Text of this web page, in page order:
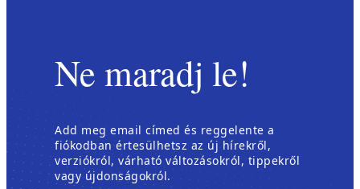
Ne maradj le!
Add meg email címed és reggelente a
fiókodban értesülhetsz az új hírekről,
verziókról, várható változásokról, tippekről
vagy újdonságokról.